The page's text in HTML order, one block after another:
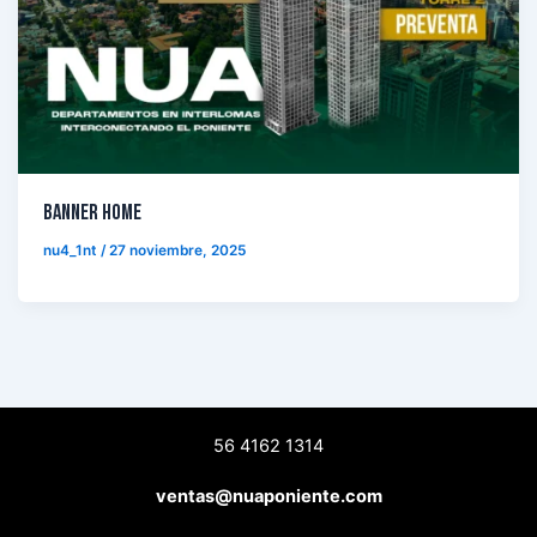
Banner Home
nu4_1nt/27 noviembre, 2025
56 4162 1314
ventas@nuaponiente.com